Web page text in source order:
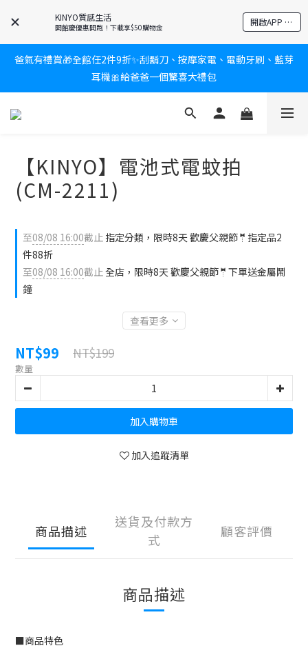
KINYO質感生活
開館慶優惠開跑！下載享$50購物金 開啟APP 享隱藏優惠
新會員送$100購物金✨再享消費回饋無極限
新會員送$100購物金✨再享消費回饋無極限
爸氣有禮賞🎁全館任2件9折✨刮鬍刀、按摩家電、電動牙刷、藍芽
耳機🎀給爸爸一個驚喜大禮包
炎熱夏日救星☀️秒凍扇登場💙半導體製冷 x 微米級冰霧，一秒開
新會員送$100購物金✨再享消費回饋無極限
【KINYO】電池式電蚊拍
(CM-2211)
至08/08 16:00截止 指定分類，限時8天 歡慶父親節🤵指定品2
件88折
至08/08 16:00截止全店，限時8天 歡慶父親節🤵下單送金屬鬧
鐘
查看更多
NT$99 NT$199
數量
加入購物車
加入追蹤清單
商品描述
送貨及付款方
式
顧客評價
商品描述
■商品特色